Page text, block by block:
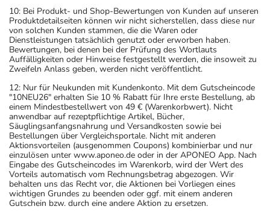
10: Bei Produkt- und Shop-Bewertungen von Kunden auf unseren
Produktdetailseiten können wir nicht sicherstellen, dass diese nur
von solchen Kunden stammen, die die Waren oder
Dienstleistungen tatsächlich genutzt oder erworben haben.
Bewertungen, bei denen bei der Prüfung des Wortlauts
Auffälligkeiten oder Hinweise festgestellt werden, die insoweit zu
Zweifeln Anlass geben, werden nicht veröffentlicht.
12: Nur für Neukunden mit Kundenkonto. Mit dem Gutscheincode
"10NEU26" erhalten Sie 10 % Rabatt für Ihre erste Bestellung, ab
einem Mindestbestellwert von 49 € (Warenkorbwert). Nicht
anwendbar auf rezeptpflichtige Artikel, Bücher,
Säuglingsanfangsnahrung und Versandkosten sowie bei
Bestellungen über Vergleichsportale. Nicht mit anderen
Aktionsvorteilen (ausgenommen Coupons) kombinierbar und nur
einzulösen unter www.aponeo.de oder in der APONEO App. Nach
Eingabe des Gutscheincodes im Warenkorb, wird der Wert des
Vorteils automatisch vom Rechnungsbetrag abgezogen. Wir
behalten uns das Recht vor, die Aktionen bei Vorliegen eines
wichtigen Grundes zu beenden oder ggf. mit einem anderen
Gutschein bzw. durch eine andere Aktion zu ersetzen.